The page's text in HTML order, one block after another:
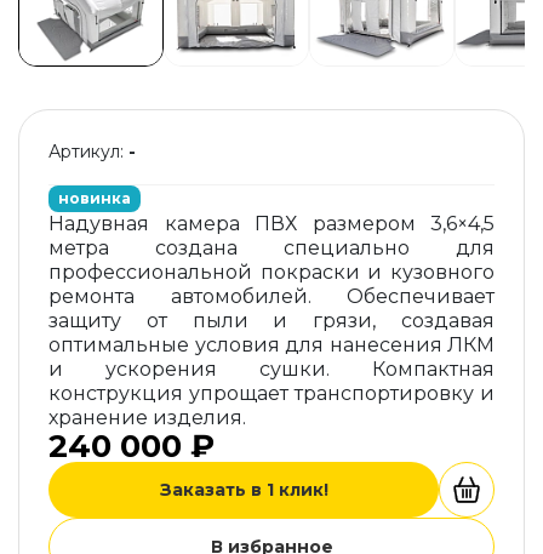
Артикул: -
новинка
Надувная камера ПВХ размером 3,6×4,5
метра создана специально для
профессиональной покраски и кузовного
ремонта автомобилей. Обеспечивает
защиту от пыли и грязи, создавая
оптимальные условия для нанесения ЛКМ
и ускорения сушки. Компактная
конструкция упрощает транспортировку и
хранение изделия.
240 000 ₽
Заказать в 1 клик!
В избранное